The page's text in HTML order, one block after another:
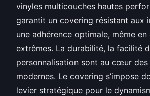
vinyles multicouches hautes
garantit un covering résistant aux
une adhérence optimale, même
extrêmes. La durabilité, la facilité
personnalisation sont au cœur
modernes. Le covering s’impose
levier stratégique pour le